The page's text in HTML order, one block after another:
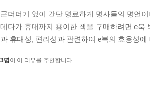
군더더기 없이 간단 명료하게 명사들의 명언
데다가 휴대까지 용이한 책을 구매하려면 e북
과 휴대성, 편리성과 관련하여 e북의 효용성
3명이 이 리뷰를 추천합니다.